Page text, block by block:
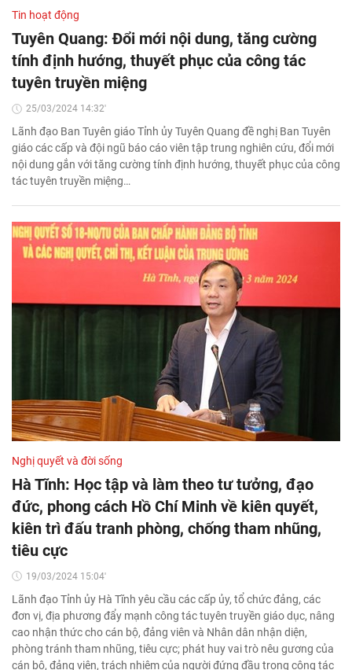
Tin hoạt động
Tuyên Quang: Đổi mới nội dung, tăng cường
tính định hướng, thuyết phục của công tác
tuyên truyền miệng
25/03/2024 14:32'
Lãnh đạo Ban Tuyên giáo Tỉnh ủy Tuyên Quang đề nghị Ban Tuyên
giáo các cấp và đội ngũ báo cáo viên tập trung nghiên cứu, đổi mới
nội dung gắn với tăng cường tính định hướng, thuyết phục của công
tác tuyên truyền miệng…
Nghị quyết và đời sống
Hà Tĩnh: Học tập và làm theo tư tưởng, đạo
đức, phong cách Hồ Chí Minh về kiên quyết,
kiên trì đấu tranh phòng, chống tham nhũng,
tiêu cực
19/03/2024 15:04'
Lãnh đạo Tỉnh ủy Hà Tĩnh yêu cầu các cấp ủy, tổ chức đảng, các
đơn vị, địa phương đẩy mạnh công tác tuyên truyền giáo dục, nâng
cao nhận thức cho cán bộ, đảng viên và Nhân dân nhận diện,
phòng tránh tham nhũng, tiêu cực; phát huy vai trò nêu gương của
cán bộ, đảng viên, trách nhiệm của người đứng đầu trong công tác